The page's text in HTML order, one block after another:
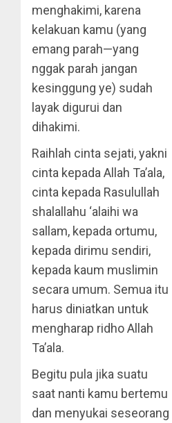
menghakimi, karena
kelakuan kamu (yang
emang parah—yang
nggak parah jangan
kesinggung ye) sudah
layak digurui dan
dihakimi.
Raihlah cinta sejati, yakni
cinta kepada Allah Ta’ala,
cinta kepada Rasulullah
shalallahu ‘alaihi wa
sallam, kepada ortumu,
kepada dirimu sendiri,
kepada kaum muslimin
secara umum. Semua itu
harus diniatkan untuk
mengharap ridho Allah
Ta’ala.
Begitu pula jika suatu
saat nanti kamu bertemu
dan menyukai seseorang